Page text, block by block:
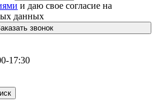
и даю свое согласие на
данных
17:30